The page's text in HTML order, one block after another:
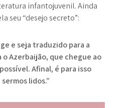
infantojuvenil. Ainda
seu “desejo secreto”:
e seja traduzido para a
o Azerbaijão, que chegue ao
Afinal, é para isso
lidos.”